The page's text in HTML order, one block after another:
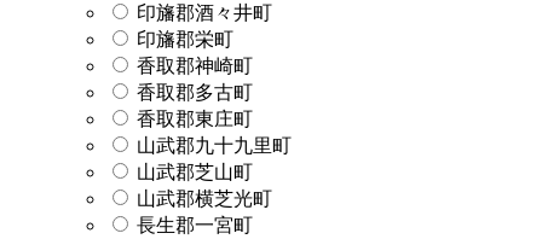
印旛郡酒々井町
印旛郡栄町
香取郡神崎町
香取郡多古町
香取郡東庄町
山武郡九十九里町
山武郡芝山町
山武郡横芝光町
長生郡一宮町